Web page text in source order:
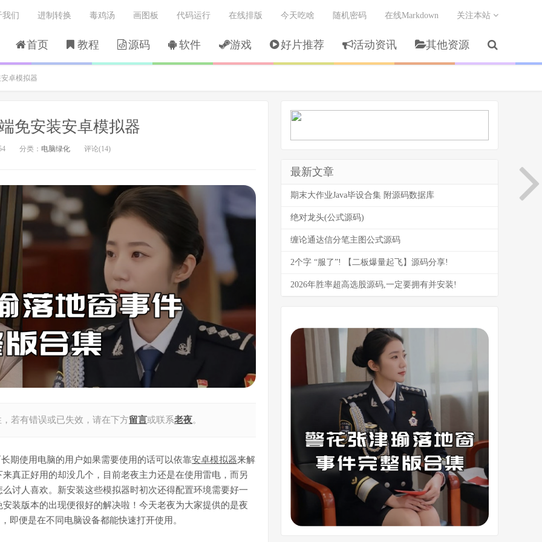
首页 教程 源码 软件 游戏 好片推荐 活动资讯 其他资源
我们 进制转换 毒鸡汤 画图板 代码运行 在线排版 今天吃啥 随机密码 在线Markdown 关注本站
卓模拟器
免安装安卓模拟器
分类： 电脑绿化 评论(14)
若有错误或已失效，请在下方留言或联系老夜。
期使用电脑的用户如果需要使用的话可以依靠安卓模拟器来解
真正好用的却没几个，目前老夜主力还是在使用雷电，而另
讨人喜欢。新安装这些模拟器时初次还得配置环境需要好一
装版本的出现便很好的解决啦！今天老夜为大家提供的是夜
即便是在不同电脑设备都能快速打开使用。
最新文章
期末大作业Java毕设合集 附源码数据库
绝对龙头(公式源码)
缠论通达信分笔主图公式源码
2个字 “服了”! 【二板爆量起飞】源码分享!
2026年胜率超高选股源码,一定要拥有并安装!